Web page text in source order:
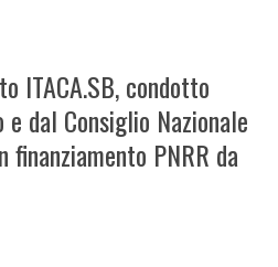
ITACA.SB, condotto
e dal Consiglio Nazionale
finanziamento PNRR da